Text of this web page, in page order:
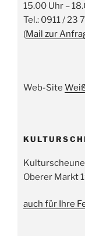
15.00 Uhr –
Tel.: 0911 / 23
(Mail zur
Web-Site
Oberer Markt
auch für Ihre